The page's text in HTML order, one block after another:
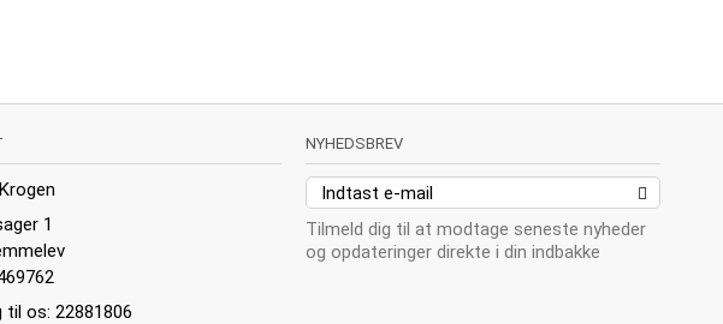
1
til os: 22881806
NYHEDSBREV
Tilmeld dig til at modtage seneste nyheder
og opdateringer direkte i din indbakke